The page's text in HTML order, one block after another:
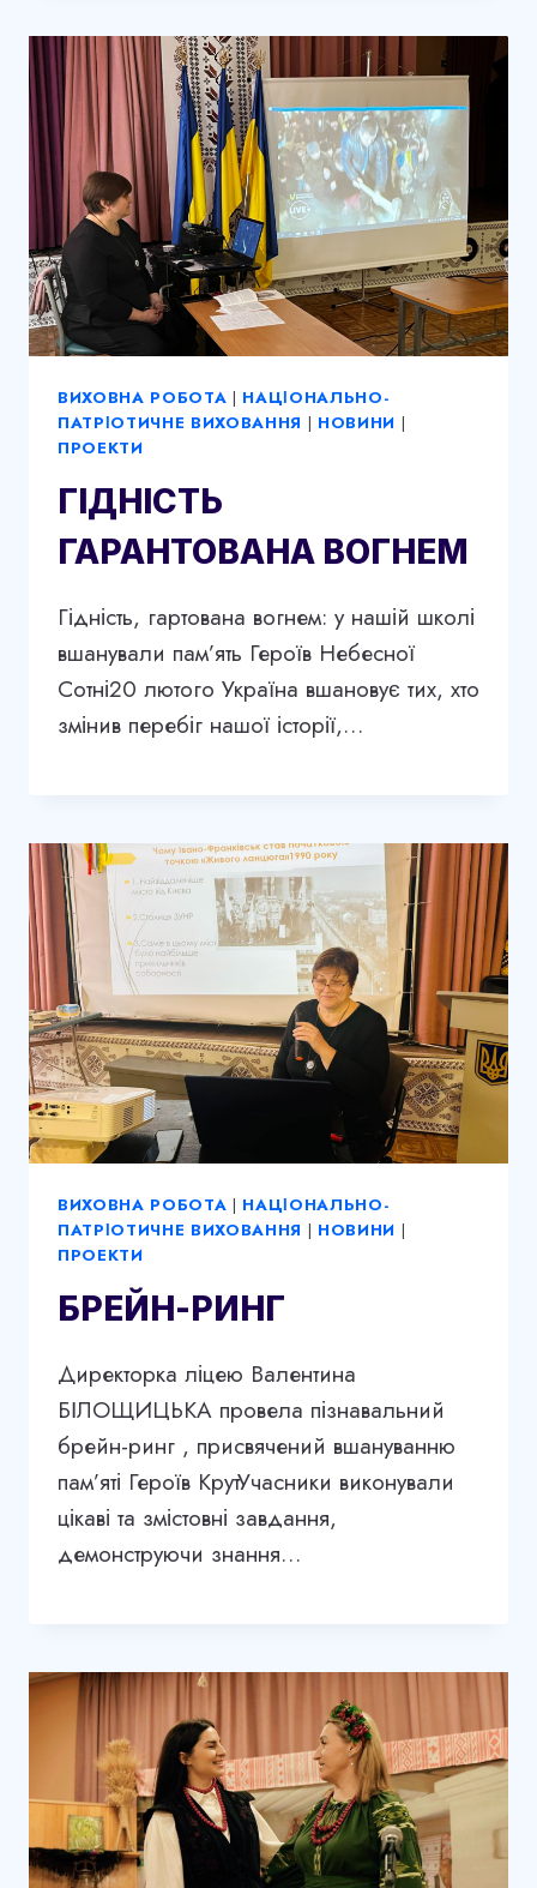
ВИХОВНА РОБОТА | НАЦІОНАЛЬНО-
ПАТРІОТИЧНЕ ВИХОВАННЯ | НОВИНИ |
ПРОЕКТИ
ГІДНІСТЬ
ГАРАНТОВАНА ВОГНЕМ
Гідність, гартована вогнем: у нашій школі
вшанували пам’ять Героїв Небесної
Сотні20 лютого Україна вшановує тих, хто
змінив перебіг нашої історії,…
ВИХОВНА РОБОТА | НАЦІОНАЛЬНО-
ПАТРІОТИЧНЕ ВИХОВАННЯ | НОВИНИ |
ПРОЕКТИ
БРЕЙН-РИНГ
Директорка ліцею Валентина
БІЛОЩИЦЬКА провела пізнавальний
брейн-ринг , присвячений вшануванню
пам’яті Героїв КрутУчасники виконували
цікаві та змістовні завдання,
демонструючи знання…